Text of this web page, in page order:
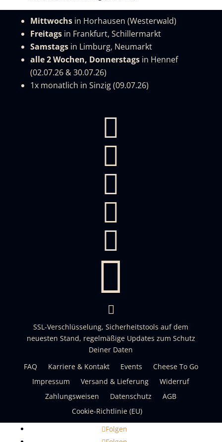
Mittwochsin Horhausen (Westerwald)
Freitagsin Frankfurt, Schillermarkt
Samstagsin Limburg, Neumarkt
alle 2 Wochen, Donnerstagsin Hennef
(02.07.26 & 30.07.26)
1x monatlich in Sinzig (09.07.26)







SSL-Verschlüsselung, Sicherheitstools auf dem
neuesten Stand, regelmäßige Updates zum Schutz
Deiner Daten
FAQ
Karriere & Kontakt Events
Cheese To Go
Impressum
Versand & Lieferung
Widerruf
Zahlungsweisen
Datenschutz
AGB
Cookie-Richtlinie (EU)
Folgen